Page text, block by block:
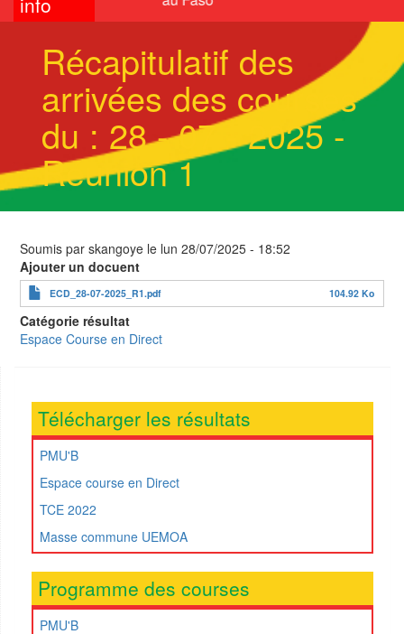
Récapitulatif des
arrivées des courses
du : 28 - 07 - 2025 -
Réunion 1
Soumis par skangoye le lun 28/07/2025 - 18:52
Ajouter un docuent
ECD_28-07-2025_R1.pdf 104.92 Ko
Catégorie résultat
Espace Course en Direct
Télécharger les résultats
PMU'B
Espace course en Direct
TCE 2022
Masse commune UEMOA
Programme des courses
PMU'B